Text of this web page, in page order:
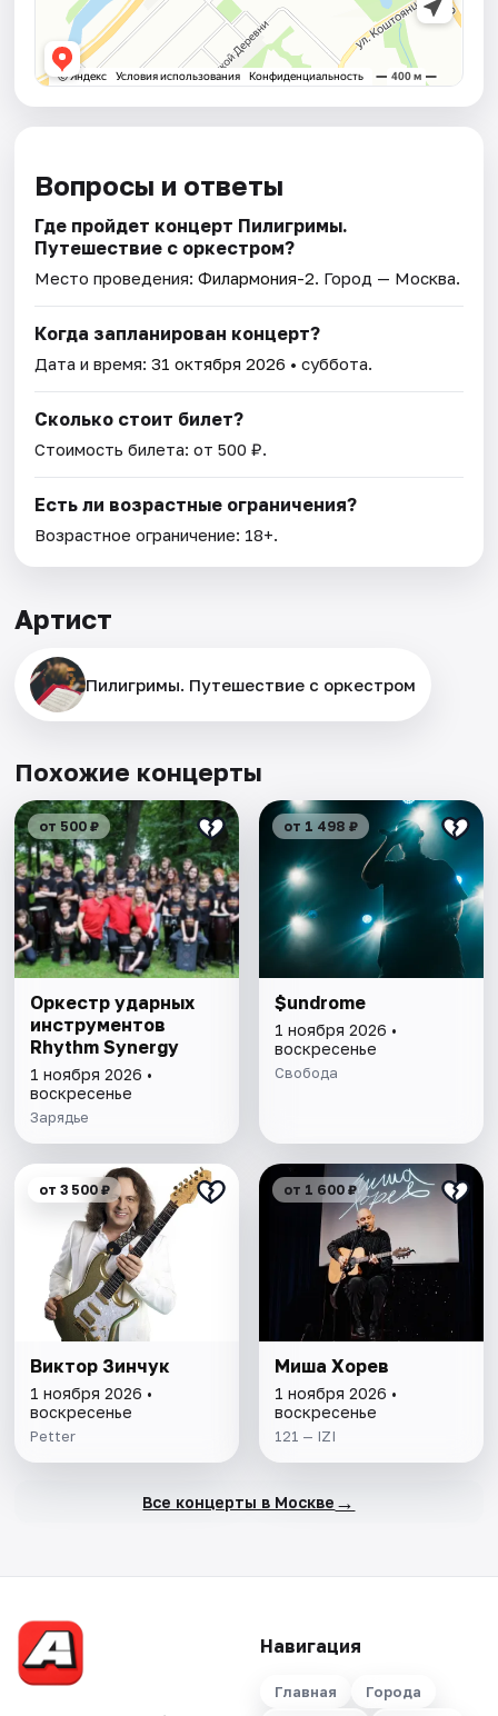
Вопросы и ответы
Где пройдет концерт Пилигримы.
Путешествие с оркестром?
Место проведения:Филармония-2. Город — Москва.
Когда запланирован концерт?
Дата и время:31 октября 2026 • суббота.
Сколько стоит билет?
Стоимость билета: от 500 ₽.
Есть ли возрастные ограничения?
Возрастное ограничение: 18+.
Артист
Пилигримы. Путешествие с оркестром
Похожие концерты
от 500 ₽
Оркестр ударных
инструментов
Rhythm Synergy
1 ноября 2026 •
воскресенье
Зарядье
от 1 498 ₽
$undrome
1 ноября 2026 •
воскресенье
Свобода
от 3 500 ₽
Виктор Зинчук
1 ноября 2026 •
воскресенье
Petter
от 1 600 ₽
Миша Хорев
1 ноября 2026 •
воскресенье
121 — IZI
Все концерты в Москве →
Навигация
Главная Города